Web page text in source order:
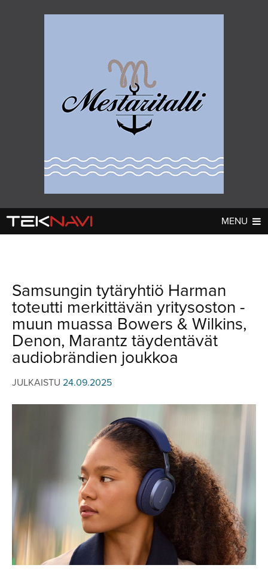
MENU
AJETUT
KOMMENTTI
HUHUT
TESTIT
KOMMENTTI
VIDEOT
KILPAILUT
VIDEOT
Samsungin tytäryhtiö Harman
toteutti merkittävän yritysoston -
muun muassa Bowers & Wilkins,
Denon, Marantz täydentävät
audiobrändien joukkoa
JULKAISTU 24.09.2025